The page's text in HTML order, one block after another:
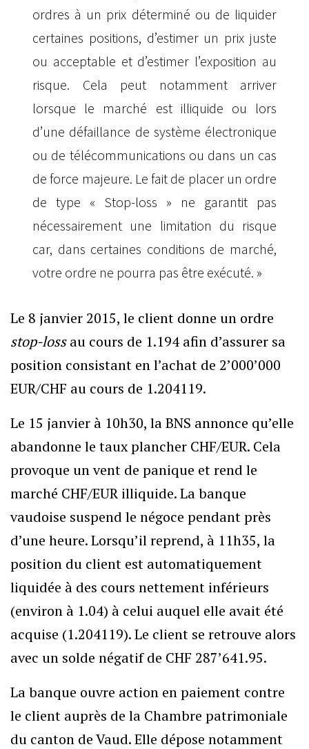
ordres à un prix déterminé ou de liquider
certaines positions, d’estimer un prix juste
ou acceptable et d’estimer l’exposition au
risque. Cela peut notamment arriver
lorsque le marché est illiquide ou lors
d’une défaillance de système électronique
ou de télécommunications ou dans un cas
de force majeure. Le fait de placer un ordre
de type « Stop-loss » ne garantit pas
nécessairement une limitation du risque
car, dans certaines conditions de marché,
votre ordre ne pourra pas être exécuté. »
Le 8 janvier 2015, le client donne un ordre
stop-lossau cours de 1.194 afin d’assurer sa
position consistant en l’achat de 2’000’000
EUR/CHF au cours de 1.204119.
Le 15 janvier à 10h30, la BNS annonce qu’elle
abandonne le taux plancher CHF/EUR. Cela
provoque un vent de panique et rend le
marché CHF/EUR illiquide. La banque
vaudoise suspend le négoce pendant près
d’une heure. Lorsqu’il reprend, à 11h35, la
position du client est automatiquement
liquidée à des cours nettement inférieurs
(environ à 1.04) à celui auquel elle avait été
acquise (1.204119). Le client se retrouve alors
avec un solde négatif de CHF 287’641.95.
La banque ouvre action en paiement contre
le client auprès de la Chambre patrimoniale
du canton de Vaud. Elle dépose notamment